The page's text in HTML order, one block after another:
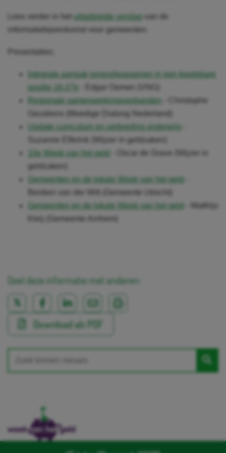
Lees verder in het uitgebreide verslag
van de
informatiebijeenkomst voor gemeenten.
Presentaties:
Integrale aanpak jongvolwassenen in een kwetsbare
positie 16-27jr
- Edgar Oomen (VNG)
Regionale samenwerkingsverbanden
- Christophe
Geuskens (Moedige Dialoog Nederland)
Update curriculum en verbreding onderwijs
Suzanne Elferink (Wijzer in geldzaken)
10e Week van het geld
- Oscar de Grave (Wijzer in
geldzaken)
Gemeenten en de lokale Week van het geld
Berdien van der Wilt (Gemeente Utrecht)
Gemeenten en de lokale Week van het geld
- Matthijs
Kleij (Gemeente Arnhem)
Deel deze informatie met anderen:
Download als PDF